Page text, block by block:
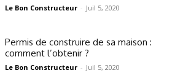
Le Bon Constructeur - Juil 5, 2020
Permis de construire de sa maison :
comment l’obtenir ?
Le Bon Constructeur - Juil 5, 2020